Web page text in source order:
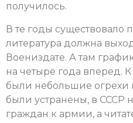
получилось.
В те годы существовало
литература должна
Воениздате. А там
на четыре года вперед.
были небольшие огрехи
были устранены, в СССР
граждан к армии, а